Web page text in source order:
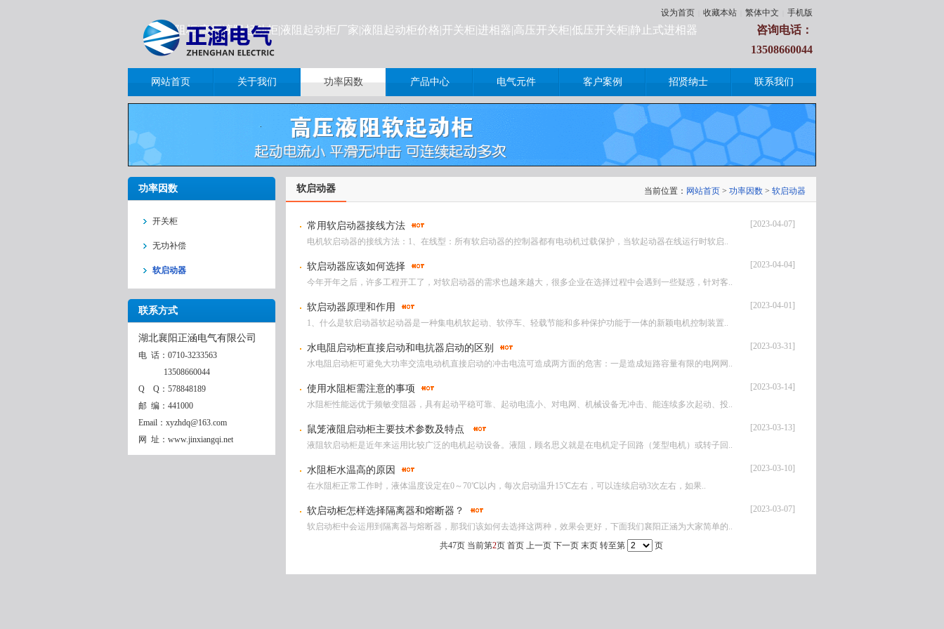
设为首页 收藏本站 繁体中文 手机版
液阻柜|高压液阻起动柜|液阻起动柜厂家|液阻起动柜价格|开关柜|进相器|高压开关柜|低压开关柜|静止式进相器
咨询电话：
13508660044
网站首页 关于我们 功率因数 产品中心 电气元件 客户案例 招贤纳士 联系我们
功率因数
开关柜
无功补偿
软启动器
联系方式
湖北襄阳正涵电气有限公司
电 话：0710-3233563
13508660044
Q Q：578848189
邮 编：441000
Email：xyzhdq@163.com
网 址：www.jinxiangqi.net
当前位置： 网站首页 > 功率因数 > 软启动器
软启动器
[2023-04-07]
常用软启动器接线方法
电机软启动器的接线方法：1、在线型：所有软启动器的控制器都有电动机过载保护，当软起动器在线运行时软启..
[2023-04-04]
软启动器应该如何选择
今年开年之后，许多工程开工了，对软启动器的需求也越来越大，很多企业在选择过程中会遇到一些疑惑，针对客..
[2023-04-01]
软启动器原理和作用
1、什么是软启动器软起动器是一种集电机软起动、软停车、轻载节能和多种保护功能于一体的新颖电机控制装置..
[2023-03-31]
水电阻启动柜直接启动和电抗器启动的区别
水电阻启动柜可避免大功率交流电动机直接启动的冲击电流可造成两方面的危害：一是造成短路容量有限的电网网..
[2023-03-14]
使用水阻柜需注意的事项
水阻柜性能远优于频敏变阻器，具有起动平稳可靠、起动电流小、对电网、机械设备无冲击、能连续多次起动、投..
[2023-03-13]
鼠笼液阻启动柜主要技术参数及特点
液阻软启动柜是近年来运用比较广泛的电机起动设备。液阻，顾名思义就是在电机定子回路（笼型电机）或转子回..
[2023-03-10]
水阻柜水温高的原因
在水阻柜正常工作时，液体温度设定在0～70℃以内，每次启动温升15℃左右，可以连续启动3次左右，如果..
[2023-03-07]
软启动柜怎样选择隔离器和熔断器？
软启动柜中会运用到隔离器与熔断器，那我们该如何去选择这两种，效果会更好，下面我们襄阳正涵为大家简单的..
共47页 当前第2页 首页 上一页 下一页 末页转至第 页